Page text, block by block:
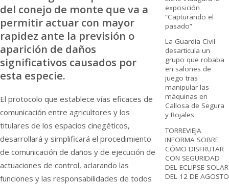
del conejo de monte que va a
permitir actuar con mayor
rapidez ante la previsión o
aparición de daños
significativos causados por
esta especie.
El protocolo que establece vías eficaces de
comunicación entre agricultores y los
titulares de los espacios cinegéticos,
desarrollará y simplificará el procedimiento
de comunicación de daños y de ejecución de
actuaciones de control, aclarando las
funciones y las responsabilidades de todos
exposición
“Capturando el
pasado”
La Guardia Civil
desarticula un
grupo que robaba
en salones de
juego tras
manipular las
máquinas en
Callosa de Segura
y Rojales
TORREVIEJA
INFORMA SOBRE
CÓMO DISFRUTAR
CON SEGURIDAD
DEL ECLIPSE SOLAR
DEL 12 DE AGOSTO